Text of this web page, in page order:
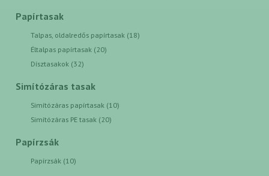
Papírtasak
Talpas, oldalredős papírtasak (18)
Éltalpas papírtasak (20)
Dísztasakok (32)
Simítózáras tasak
Simítózáras papírtasak (10)
Simítózáras PE tasak (20)
Papírzsák
Papírzsák (10)